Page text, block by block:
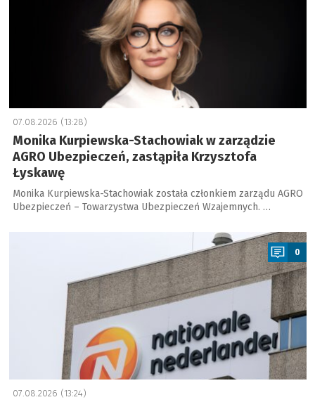
07.08.2026 (13:28)
Monika Kurpiewska-Stachowiak w zarządzie
AGRO Ubezpieczeń, zastąpiła Krzysztofa
Łyskawę
Monika Kurpiewska-Stachowiak została członkiem zarządu AGRO
Ubezpieczeń – Towarzystwa Ubezpieczeń Wzajemnych. …
0
07.08.2026 (13:24)